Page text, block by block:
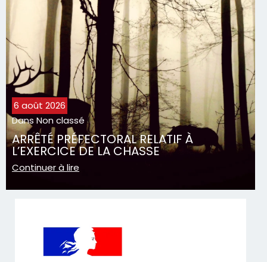
6 août 2026
Dans Non classé
ARRÊTÉ PRÉFECTORAL RELATIF À
L’EXERCICE DE LA CHASSE
Continuer à lire